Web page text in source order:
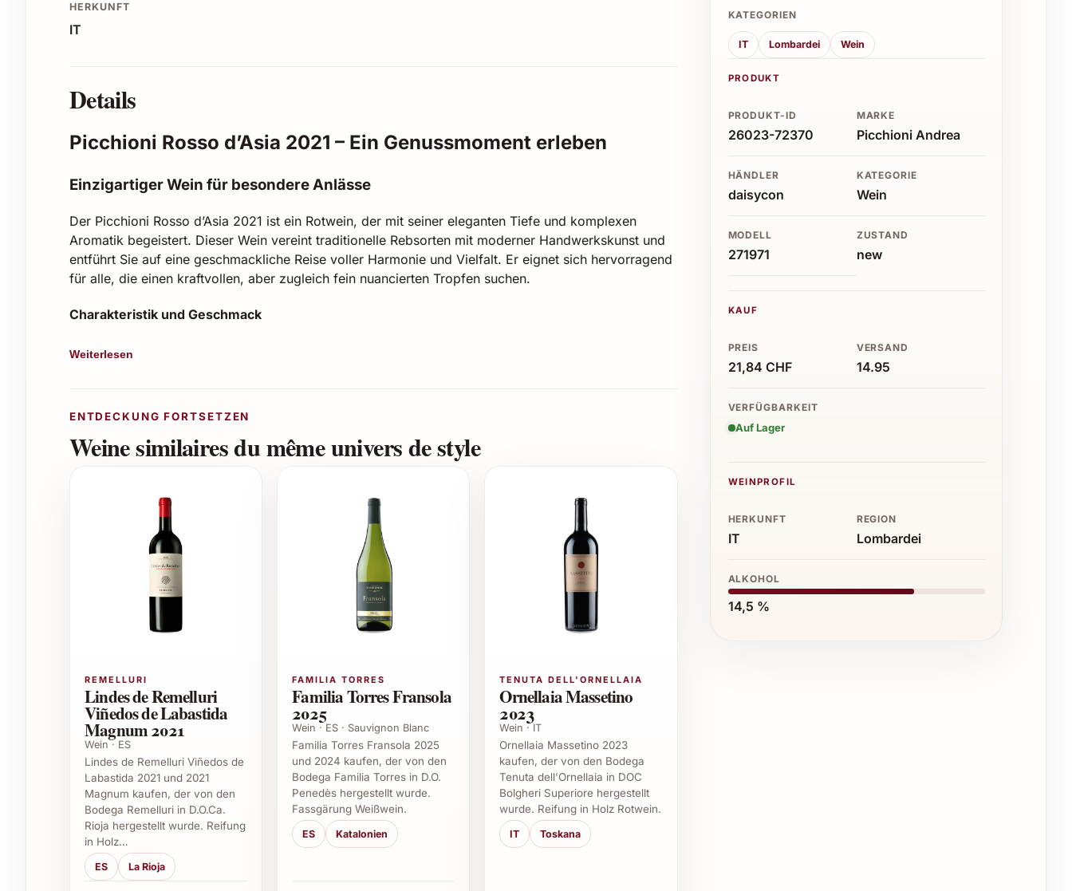
HERKUNFT
IT
Details
Picchioni Rosso d’Asia 2021 – Ein Genussmoment erleben
Einzigartiger Wein für besondere Anlässe
Der Picchioni Rosso d’Asia 2021 ist ein Rotwein, der mit seiner eleganten Tiefe und komplexen
Aromatik begeistert. Dieser Wein vereint traditionelle Rebsorten mit moderner Handwerkskunst und
entführt Sie auf eine geschmackliche Reise voller Harmonie und Vielfalt. Er eignet sich hervorragend
für alle, die einen kraftvollen, aber zugleich fein nuancierten Tropfen suchen.
Charakteristik und Geschmack
Jahrgang:
anhaltender Abgang
Ideale Einsatzmöglichkeiten
Der Picchioni Rosso d’Asia 2021 passt hervorragend zu einer Vielzahl von Speisen und
Gelegenheiten. Er begleitet ausgezeichnet:
würzige Fleischgerichte wie Rind, Lamm oder Wild
gereifte Käsesorten
Perfekte Anlässe für Picchioni Rosso d’Asia 2021
Geschenk zu Geburtstagen oder Jubiläen
Feierliche Abendessen im Familien- oder Freundeskreis
Feste wie Weihnachten, Silvester oder Sommerfeste
Firmenevents oder Dinner mit Geschäftspartnern
Häufig gestellte Fragen zum Picchioni Rosso d’Asia 2021
1. Aus welchen Rebsorten besteht der Picchioni Rosso d’Asia 2021?
Weiterlesen
ENTDECKUNG FORTSETZEN
Weine similaires du même univers de style
REMELLURI
Lindes de Remelluri
Viñedos de Labastida
Magnum 2021
Wein · ES
Lindes de Remelluri Viñedos de
Labastida 2021 und 2021
Magnum kaufen, der von den
Bodega Remelluri in D.O.Ca.
Rioja hergestellt wurde. Reifung
in Holz…
ES La Rioja
FAMILIA TORRES
Familia Torres Fransola
2025
Wein · ES · Sauvignon Blanc
Familia Torres Fransola 2025
und 2024 kaufen, der von den
Bodega Familia Torres in D.O.
Penedès hergestellt wurde.
Fassgärung Weißwein.
ES Katalonien
TENUTA DELL'ORNELLAIA
Ornellaia Massetino
2023
Wein · IT
Ornellaia Massetino 2023
kaufen, der von den Bodega
Tenuta dell'Ornellaia in DOC
Bolgheri Superiore hergestellt
wurde. Reifung in Holz Rotwein.
IT Toskana
KATEGORIEN
IT Lombardei Wein
PRODUKT
PRODUKT-ID
26023-72370
MARKE
Picchioni Andrea
HÄNDLER
daisycon
KATEGORIE
Wein
MODELL
271971
ZUSTAND
new
KAUF
PREIS
21,84 CHF
VERSAND
14.95
VERFÜGBARKEIT
Auf Lager
WEINPROFIL
HERKUNFT
IT
REGION
Lombardei
ALKOHOL
14,5 %